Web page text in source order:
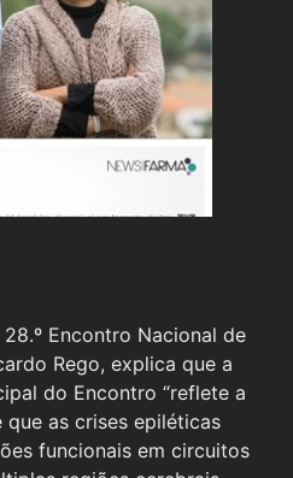
Encontro Nacional de
Rego, explica que a
do Encontro “reflete a
as crises epiléticas
funcionais em circuitos